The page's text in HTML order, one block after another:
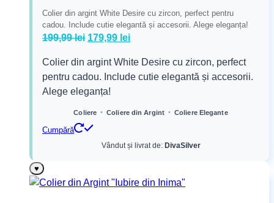
Colier din argint White Desire cu zircon, perfect pentru
cadou. Include cutie elegantă și accesorii. Alege eleganța!
199,99lei Prețul
a
fost:
199,99 lei.
179,99 leiPrețul
este:
179,99 lei.
Colier din argint White Desire cu zircon, perfect
pentru cadou. Include cutie elegantă și accesorii.
Alege eleganța!
Coliere • Coliere din Argint • Coliere Elegante
Cumpără
Vândut și livrat de: DivaSilver
♥